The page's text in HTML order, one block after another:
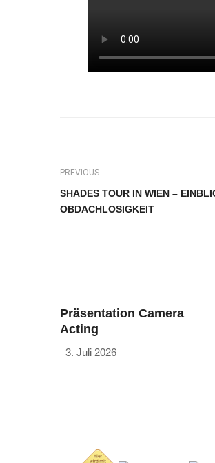
PREVIOUS
SHADES TOUR IN WIEN –
OBDACHLOSIGKEIT
Präsentation Camera
Acting
3. Juli 2026